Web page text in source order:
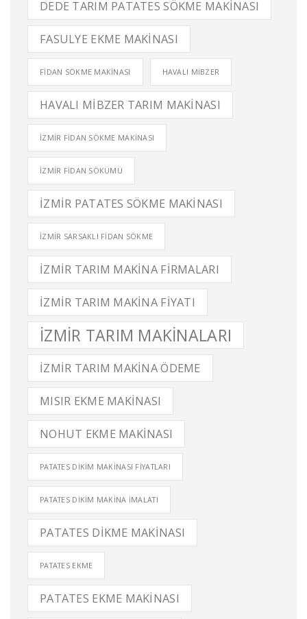
DEDE TARIM PATATES SÖKME MAKINASI
FASULYE EKME MAKINASI
FIDAN SÖKME MAKINASI HAVALI MIBZER
HAVALI MIBZER TARIM MAKINASI
IZMIR FIDAN SÖKME MAKINASI
IZMIR FIDAN SÖKÜMÜ
IZMIR PATATES SÖKME MAKINASI
IZMIR SARSAKLI FIDAN SÖKME
IZMIR TARIM MAKINA FIRMALARI
IZMIR TARIM MAKINA FIYATI
IZMIR TARIM MAKINALARI
IZMIR TARIM MAKINA ÖDEME
MISIR EKME MAKINASI
NOHUT EKME MAKINASI
PATATES DIKIM MAKINASI FIYATLARI
PATATES DIKIM MAKINA İMALATI
PATATES DIKME MAKINASI
PATATES EKME
PATATES EKME MAKINASI